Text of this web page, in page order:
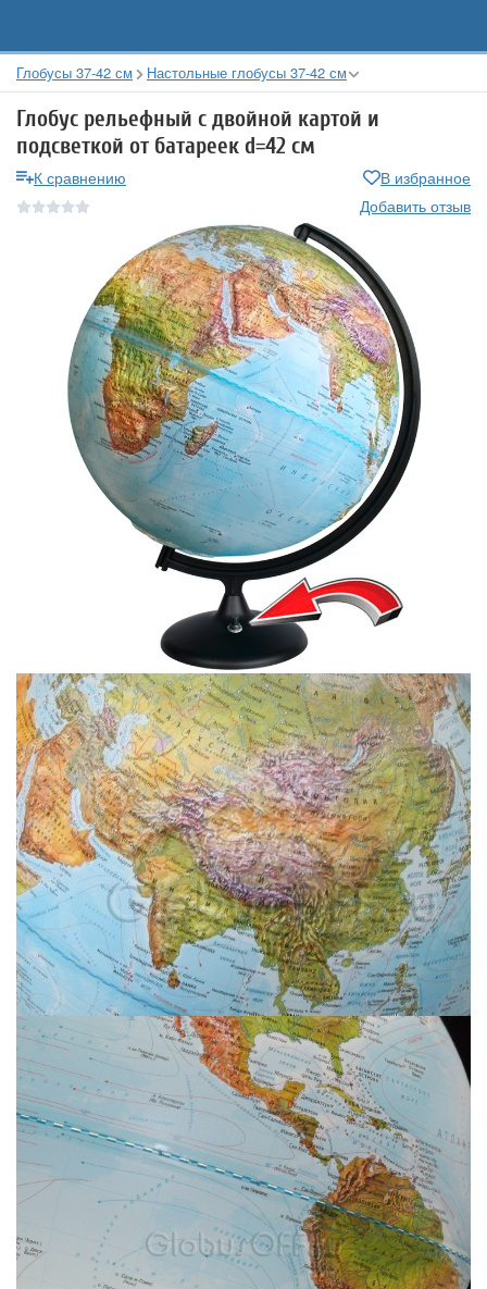
Глобусы 37-42 см Настольные глобусы 37-42 см
Глобус рельефный с двойной картой и
подсветкой от батареек d=42 см
К сравнению
В избранное
Добавить отзыв